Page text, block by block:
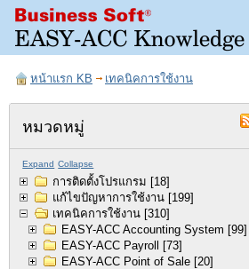
หน้าแรก KB เทคนิคการใช้งาน
หมวดหมู่
Expand Collapse
การติดตั้งโปรแกรม [18]
แก้ไขปัญหาการใช้งาน [199]
เทคนิคการใช้งาน [310]
EASY-ACC Accounting System [99]
EASY-ACC Payroll
[73]
EASY-ACC Point of Sale [20]